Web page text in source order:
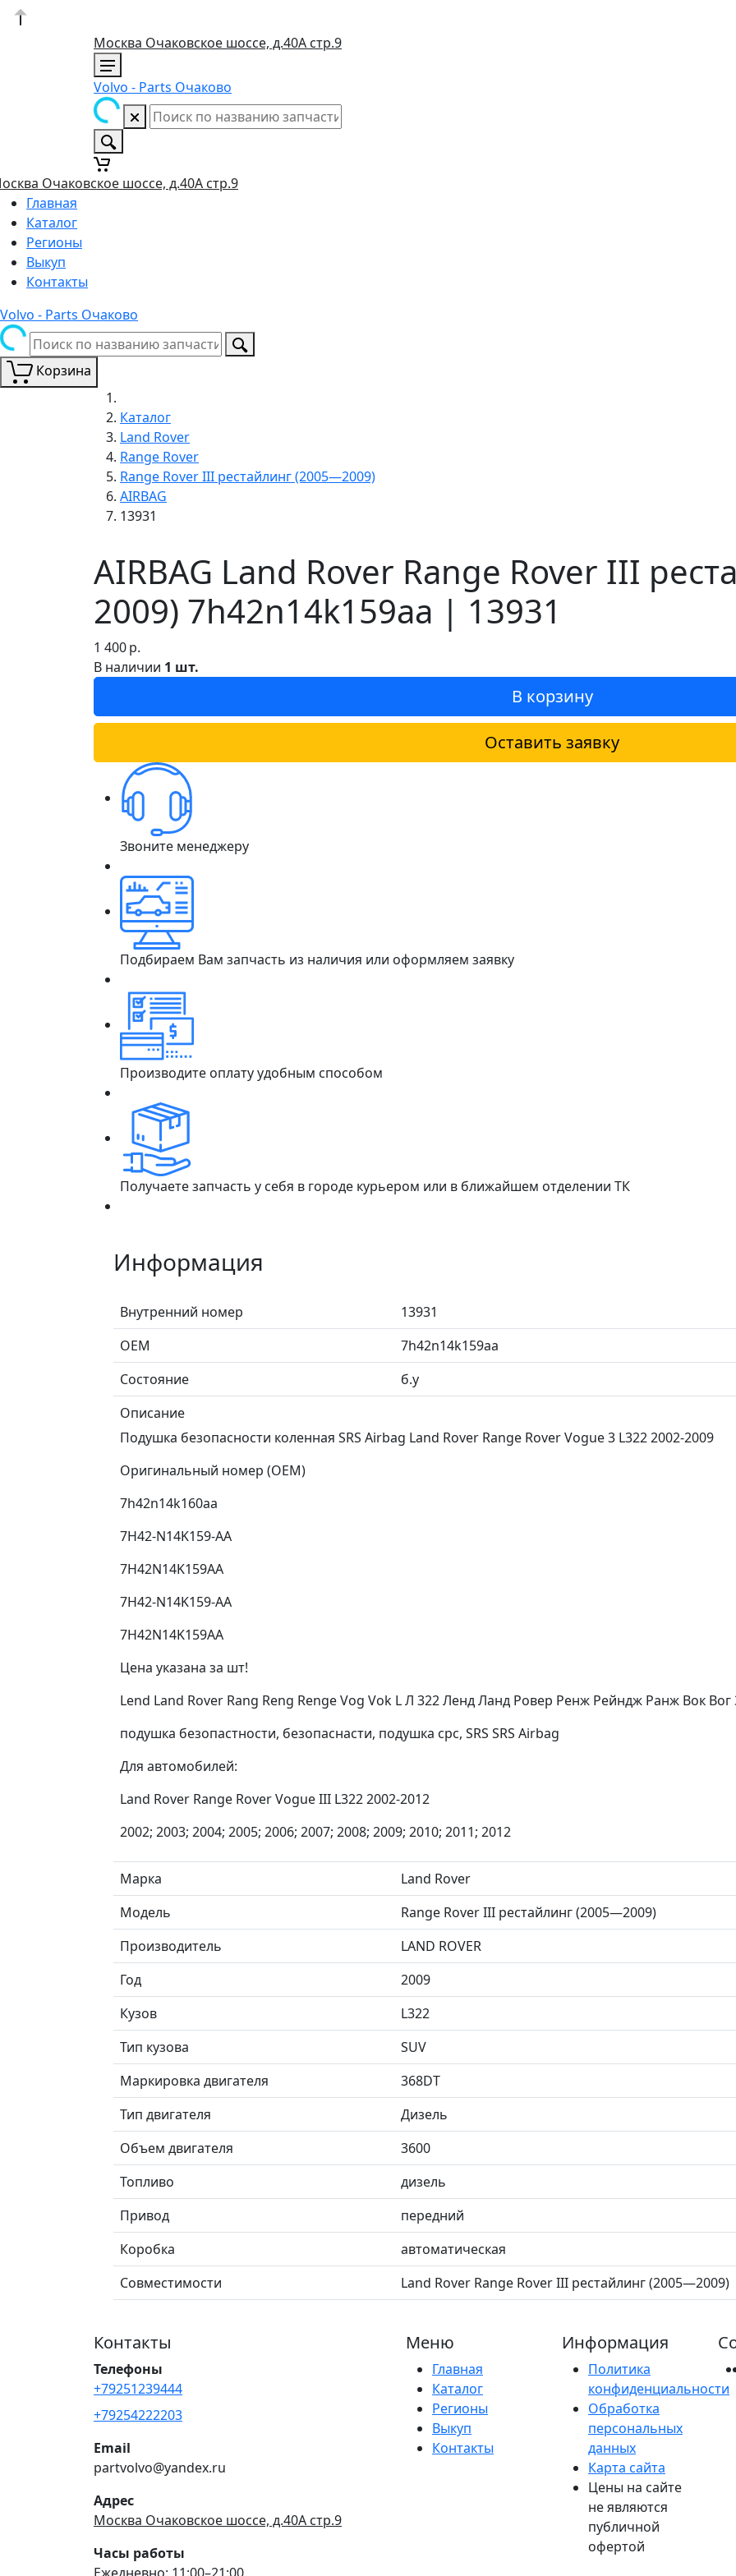
Москва Очаковское шоссе, д.40А стр.9
Volvo - Parts Очаково
Очаковское шоссе, д.40А стр.9
Главная
Каталог
Регионы
Выкуп
Контакты
Volvo - Parts Очаково
Корзина
Каталог
Land Rover
Range Rover
Range Rover III рестайлинг (2005—2009)
AIRBAG
13931
AIRBAG Land Rover Range Rover III
2009) 7h42n14k159aa | 13931
1 400р.
В наличии 1 шт.
В корзину
Оставить заявку
Звоните менеджеру
Подбираем Вам запчасть из наличия или оформляем заявку
Производите оплату удобным способом
Получаете запчасть у себя в городе курьером или в ближайшем отделении ТК
Информация
Внутренний номер
13931
ОЕМ
7h42n14k159aa
Состояние
б.у
Описание
Подушка безопасности коленная SRS Airbag Land Rover Range Rover Vogue 3 L322 2002-2009
Оригинальный номер (OEM)
7h42n14k160aa
7H42-N14K159-AA
7H42N14K159AA
7H42-N14K159-AA
7H42N14K159AA
Цена указана за шт!
Lend Land Rover Rang Reng Renge Vog Vok L Л 322 Ленд Ланд Ровер Ренж Рейндж Ранж Вок Вог
подушка безопастности, безопаснасти, подушка срс, SRS SRS Airbag
Для автомобилей:
Land Rover Range Rover Vogue III L322 2002-2012
2002; 2003; 2004; 2005; 2006; 2007; 2008; 2009; 2010; 2011; 2012
Марка
Land Rover
Модель
Range Rover III рестайлинг (2005—2009)
Производитель
LAND ROVER
Год
2009
Кузов
L322
Тип кузова
SUV
Маркировка двигателя
368DT
Тип двигателя
Дизель
Объем двигателя
3600
Топливо
дизель
Привод
передний
Коробка
автоматическая
Совместимости
Land Rover Range Rover III рестайлинг (2005—2009)
Контакты
Телефоны
+79251239444
+79254222203
Email
partvolvo@yandex.ru
Адрес
Москва Очаковское шоссе, д.40А стр.9
Часы работы
Меню
Главная
Каталог
Регионы
Выкуп
Контакты
Информация
Политика
конфиденциальности
Обработка
персональных
данных
Карта сайта
Цены на сайте
не являются
публичной
офертой